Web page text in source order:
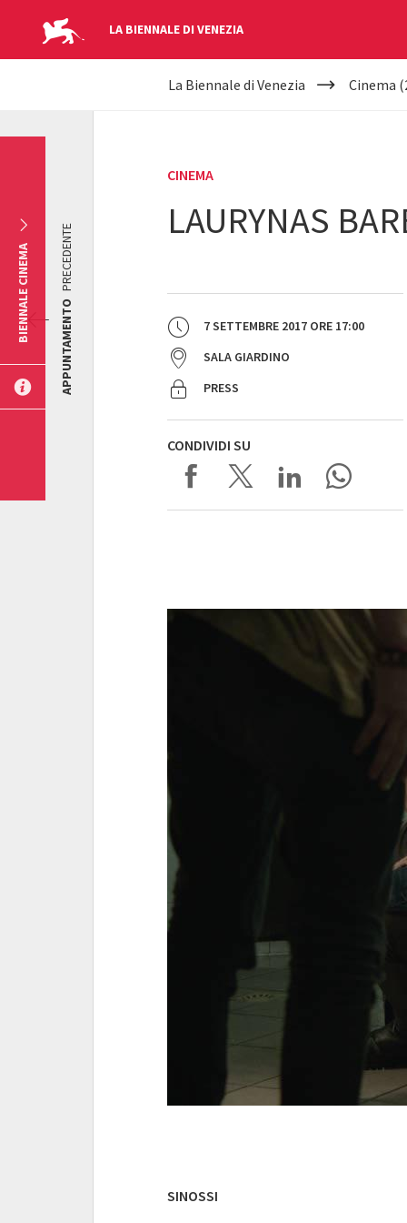
LA BIENNALE DI VENEZIA
YOUR
La Biennale di Venezia Cinema
CINEMA
LAURYNAS
7 SETTEMBRE 2017 ORE 17:00
SALA GIARDINO
PRESS
CONDIVIDI SU
APPUNTAMENTO
PRECEDENTE
SINOSSI
BIENNALE CINEMA